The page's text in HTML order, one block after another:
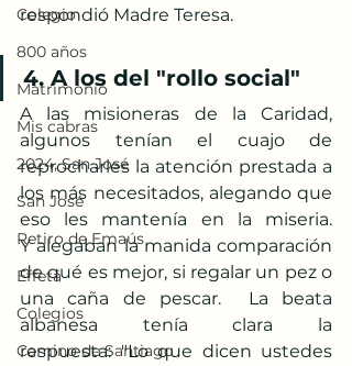
Colegio
800 años
Matrimonio
Mis cabras
2024, San José
San José
Retiro de Emaús
Effetá
Colegios
Camino de Santiago
respondió Madre Teresa.
4. A los del "rollo social"
A las misioneras de la Caridad,
algunos tenían el cuajo de
reprocharles la atención prestada a
los más necesitados, alegando que
eso les mantenía en la miseria.
Y alegaban la manida comparación
de qué es mejor, si regalar un pez o
una caña de pescar.  La beata
albanesa tenía clara la
respuesta: "Lo que dicen ustedes